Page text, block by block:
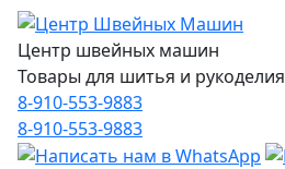
Центр швейных машин
Товары для шитья и рукоделия
8-910-553-9883
8-910-553-9883